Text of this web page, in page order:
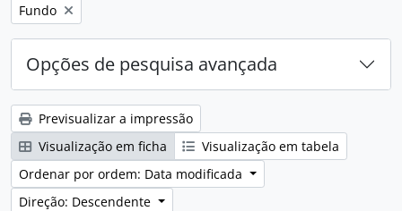
Remover filtro:
Fundo
Opções de pesquisa avançada
Previsualizar a impressão
Visualização em ficha
Visualização em tabela
Ordenar por ordem: Data modificada
Direção: Descendente